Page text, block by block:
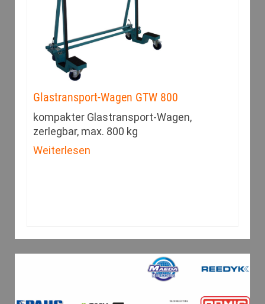
Glastransport-Wagen GTW 800
kompakter Glastransport-Wagen,
zerlegbar, max. 800 kg
Weiterlesen